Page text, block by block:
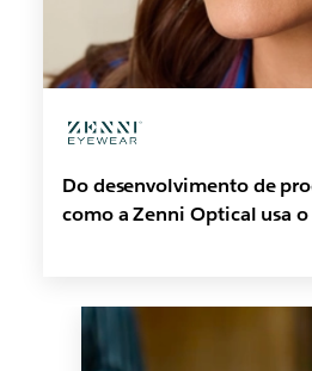
Do desenvolvimento de
como a Zenni Optical usa o